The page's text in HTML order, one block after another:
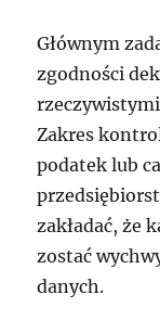
Głównym
zgodności
Zakres
podatek lub
zakładać, że
zostać
danych.